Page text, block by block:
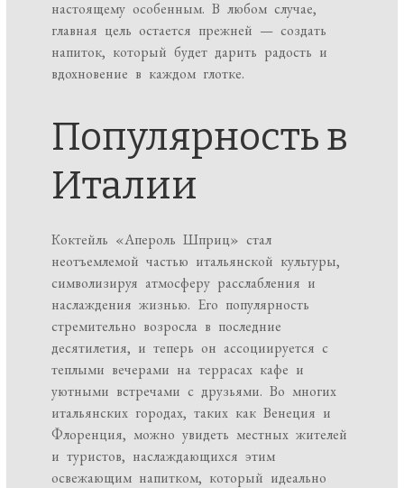
настоящему особенным. В любом случае,
главная цель остается прежней — создать
напиток, который будет дарить радость и
вдохновение в каждом глотке.
Популярность в
Италии
Коктейль «Апероль Шприц» стал
неотъемлемой частью итальянской культуры,
символизируя атмосферу расслабления и
наслаждения жизнью. Его популярность
стремительно возросла в последние
десятилетия, и теперь он ассоциируется с
теплыми вечерами на террасах кафе и
уютными встречами с друзьями. Во многих
итальянских городах, таких как Венеция и
Флоренция, можно увидеть местных жителей
и туристов, наслаждающихся этим
освежающим напитком, который идеально